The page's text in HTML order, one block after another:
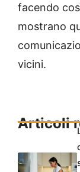
facendo
mostrano
vicini.
Articoli